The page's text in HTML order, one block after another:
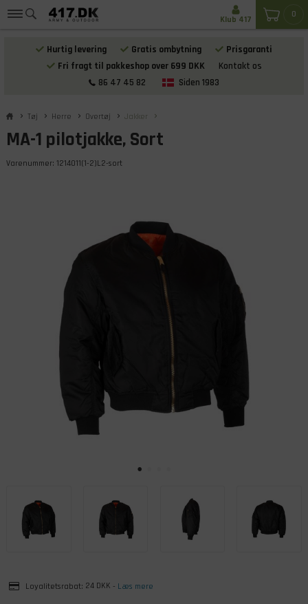
Hurtig levering Gratis ombytning
Prisgaranti
Fri fragt til pakkeshop over 699 DKK
Kontakt os
86 47 45 82
Siden 1983
0
Klub 417
Tøj Herre Overtøj Jakker
MA-1 pilotjakke, Sort
Varenummer: 1214011(1-2)L2-sort
Loyalitetsrabat: 24 DKK - Læs mere